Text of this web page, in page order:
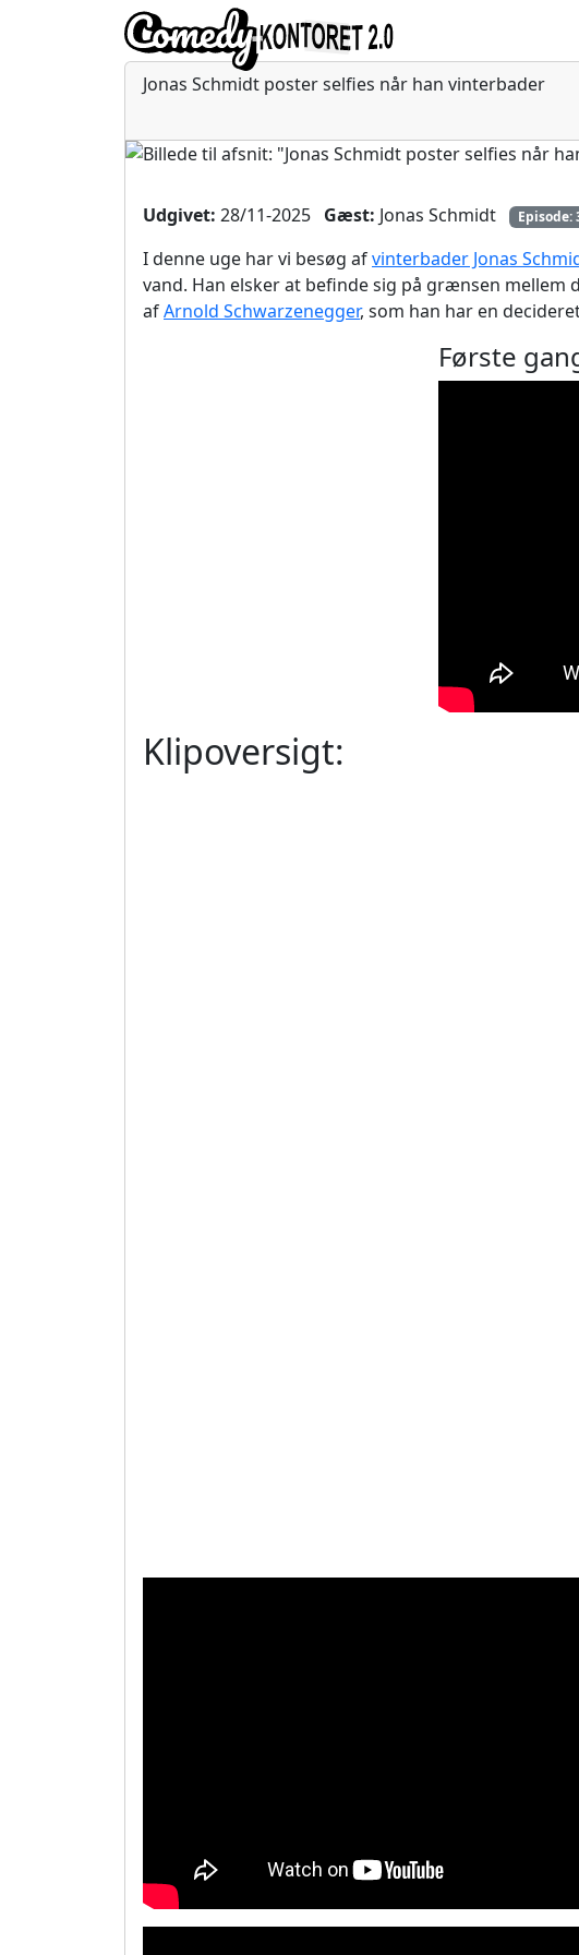
Jonas Schmidt poster selfies når han vinterbader
Udgivet: 28/11-2025 Gæst: Jonas Schmidt Episode:
I denne uge har vi besøg afvinterbader Jonas
vand. Han elsker at befinde sig på grænsen
afArnold Schwarzenegger, som han har en
Første
Klipoversigt: